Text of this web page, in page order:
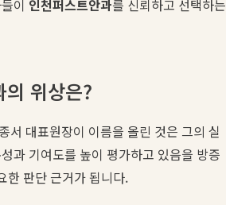
이 인천퍼스트안과를 신뢰하고 선택하는
위상은?
대표원장이 이름을 올린 것은 그의 실
과 기여도를 높이 평가하고 있음을 방증
한 판단 근거가 됩니다.